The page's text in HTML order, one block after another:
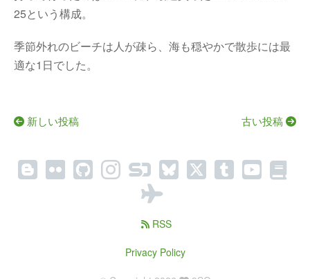
25という構成。
季節外れのビーチは人が疎ら、海も穏やかで散歩には最
適な1日でした。
新しい投稿 古い投稿
RSS
Privacy Policy